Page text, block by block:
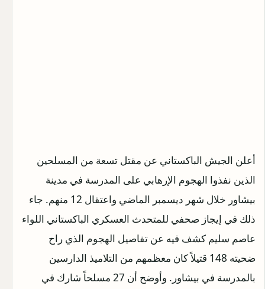
أعلن الجيش الباكستاني عن مقتل تسعة من المسلحين
الذين نفذوا الهجوم الإرهابي على المدرسة في مدينة
بيشاور خلال شهر ديسمبر الماضي واعتقال 12 منهم. جاء
ذلك في إيجاز صحفي للمتحدث العسكري الباكستاني اللواء
عاصم سليم كشف فيه عن تفاصيل الهجوم الذي راح
ضحيته 148 قتيلاً كان معظمهم من التلاميذ الدارسين
بالمدرسة في بيشاور. وأوضح أن 27 مسلحاً شارك في